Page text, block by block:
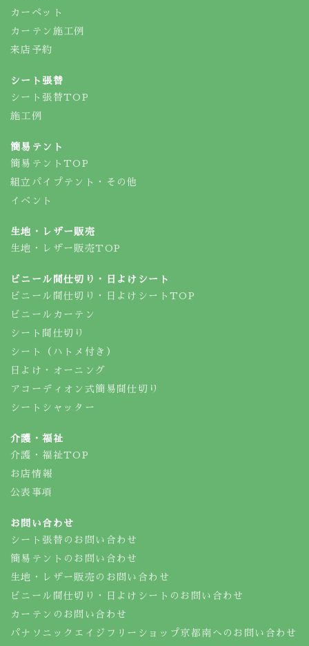
カーペット
カーテン施工例
来店予約
シート張替
シート張替TOP
施工例
簡易テント
簡易テントTOP
組立パイプテント・その他
イベント
生地・レザー販売
生地・レザー販売TOP
ビニール間仕切り・日よけシート
ビニール間仕切り・日よけシートTOP
ビニールカーテン
シート間仕切り
シート（ハトメ付き）
日よけ・オーニング
アコーディオン式簡易間仕切り
シートシャッター
介護・福祉
介護・福祉TOP
お店情報
公表事項
お問い合わせ
シート張替のお問い合わせ
簡易テントのお問い合わせ
生地・レザー販売のお問い合わせ
ビニール間仕切り・日よけシートのお問い合わせ
カーテンのお問い合わせ
パナソニックエイジフリーショップ京都南へのお問い合わせ